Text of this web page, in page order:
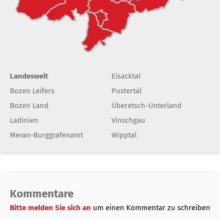
Landesweit
Bozen Leifers
Bozen Land
Ladinien
Meran-Burggrafenamt
Eisacktal
Pustertal
Überetsch-Unterland
Vinschgau
Wipptal
Kommentare
Bitte melden Sie sich an um einen Kommentar zu schreiben